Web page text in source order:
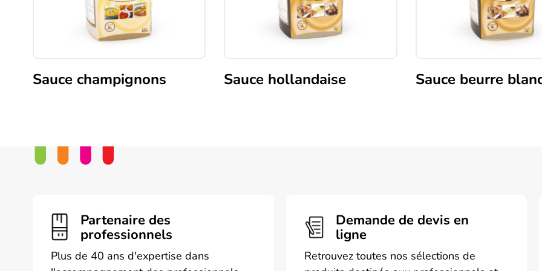
Sauce champignons Sauce hollandaise Sauce beurre
Partenaire des
professionnels
Plus de 40 ans d'expertise dans
Demande de devis en
ligne
Retrouvez toutes nos sélections de